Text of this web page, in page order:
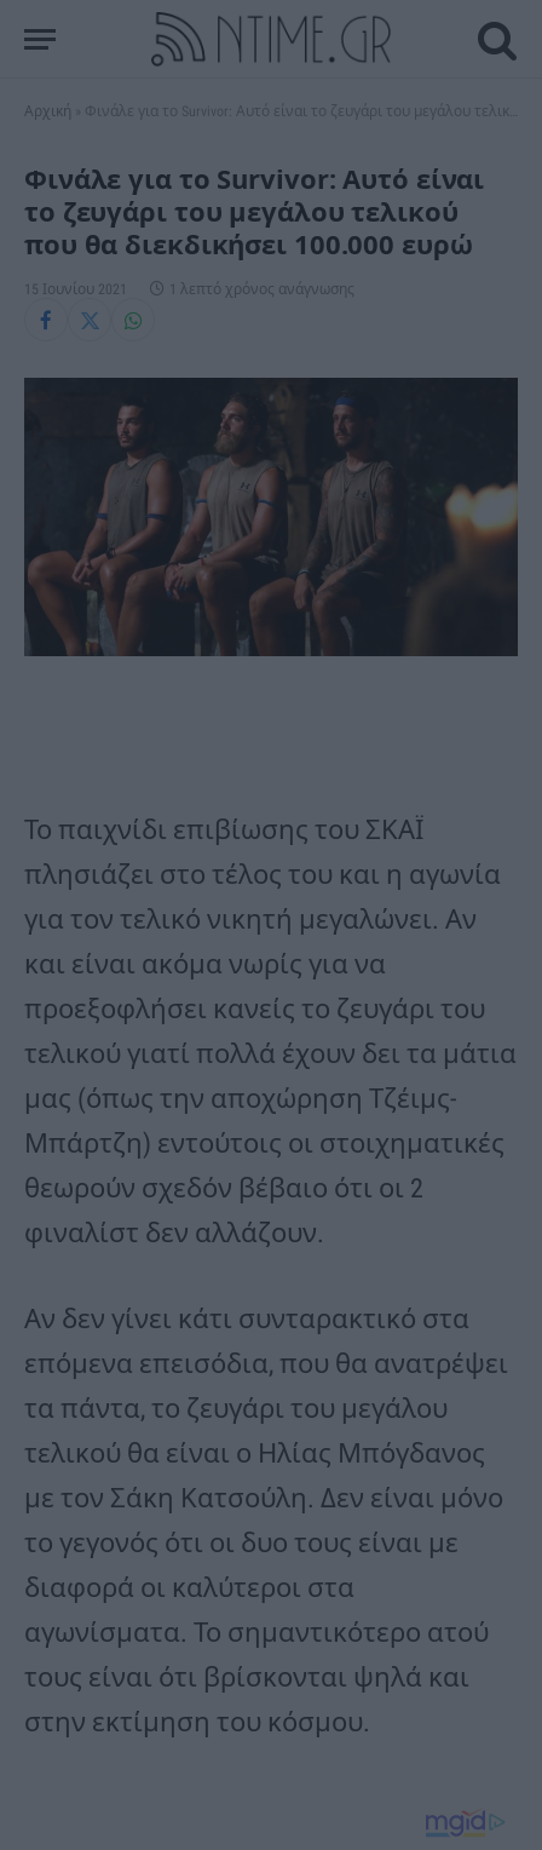
Αρχική Φινάλε για το Survivor: Αυτό είναι το ζευγάρι του μεγάλου τελικού που θα διεκδικήσει 100.000 ευρώ
Φινάλε για το Survivor: Αυτό είναι
το ζευγάρι του μεγάλου τελικού
που θα διεκδικήσει 100.000 ευρώ
15 Ιουνίου 2021 1 λεπτό χρόνος ανάγνωσης
Το παιχνίδι επιβίωσης του ΣΚΑΪ
πλησιάζει στο τέλος του και η αγωνία
για τον τελικό νικητή μεγαλώνει. Αν
και είναι ακόμα νωρίς για να
προεξοφλήσει κανείς το ζευγάρι του
τελικού γιατί πολλά έχουν δει τα μάτια
μας (όπως την αποχώρηση Τζέιμς-
Μπάρτζη) εντούτοις οι στοιχηματικές
θεωρούν σχεδόν βέβαιο ότι οι 2
φιναλίστ δεν αλλάζουν.
Αν δεν γίνει κάτι συνταρακτικό στα
επόμενα επεισόδια, που θα ανατρέψει
τα πάντα, το ζευγάρι του μεγάλου
τελικού θα είναι ο Ηλίας Μπόγδανος
με τον Σάκη Κατσούλη. Δεν είναι μόνο
το γεγονός ότι οι δυο τους είναι με
διαφορά οι καλύτεροι στα
αγωνίσματα. Το σημαντικότερο ατού
τους είναι ότι βρίσκονται ψηλά και
στην εκτίμηση του κόσμου.